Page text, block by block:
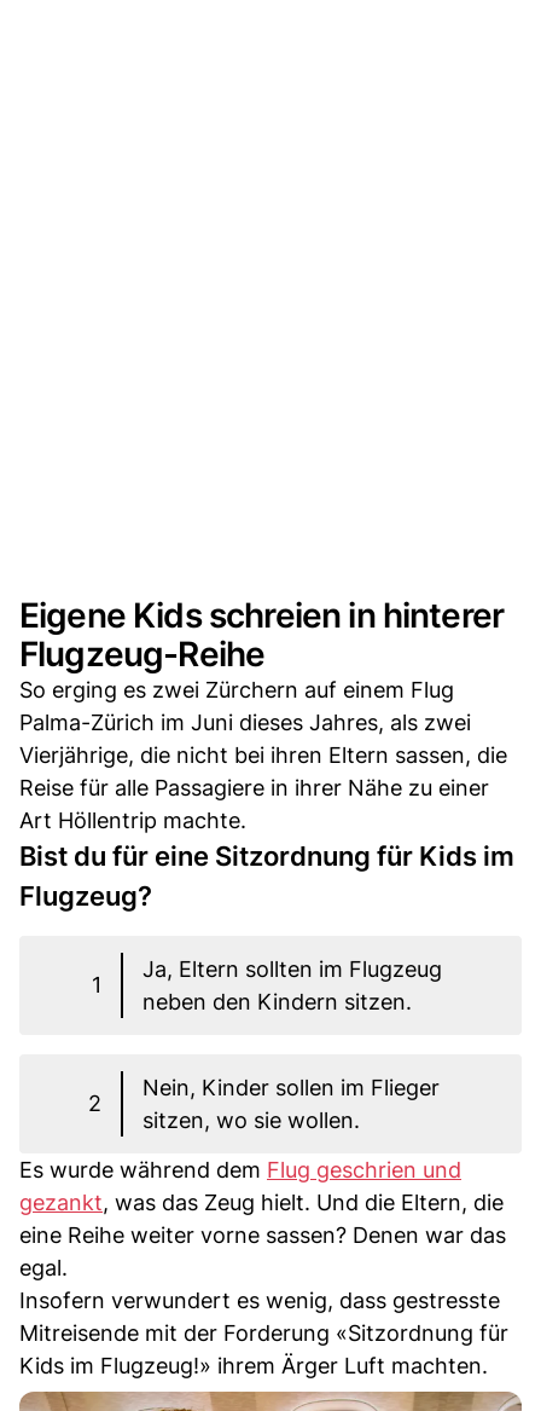
Eigene Kids schreien in hinterer
Flugzeug-Reihe
So erging es zwei Zürchern auf einem Flug
Palma-Zürich im Juni dieses Jahres, als zwei
Vierjährige, die nicht bei ihren Eltern sassen, die
Reise für alle Passagiere in ihrer Nähe zu einer
Art Höllentrip machte.
Bist du für eine Sitzordnung für Kids im
Flugzeug?
1
Ja, Eltern sollten im Flugzeug
neben den Kindern sitzen.
2
Nein, Kinder sollen im Flieger
sitzen, wo sie wollen.
Es wurde während dem Flug geschrien und
gezankt, was das Zeug hielt. Und die Eltern, die
eine Reihe weiter vorne sassen? Denen war das
egal.
Insofern verwundert es wenig, dass gestresste
Mitreisende mit der Forderung «Sitzordnung für
Kids im Flugzeug!» ihrem Ärger Luft machten.